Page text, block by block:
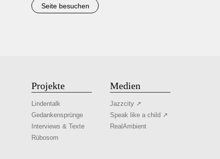
Seite besuchen
Projekte
Lindentalk
Gedankensprünge
Interviews & Texte
Rübosom
Medien
Jazzcity ↗
Speak like a child ↗
RealAmbient